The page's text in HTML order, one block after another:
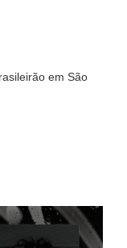
em São